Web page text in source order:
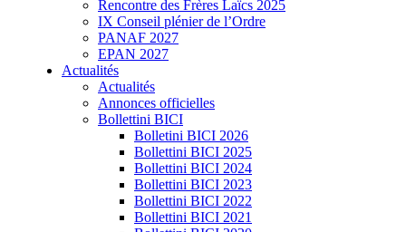
Rencontre des Frères Laïcs 2025
IX Conseil plénier de l’Ordre
PANAF 2027
EPAN 2027
Actualités
Actualités
Annonces officielles
Bollettini BICI
Bolletini BICI 2026
Bollettini BICI 2025
Bollettini BICI 2024
Bollettini BICI 2023
Bollettini BICI 2022
Bollettini BICI 2021